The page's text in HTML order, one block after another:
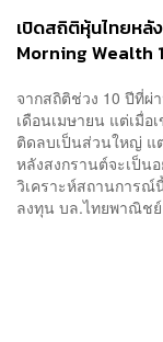
เปิดสถิติหุ้นไทยหลั
Morning Wealth
จากสถิติช่วง 10 ปีที่ผ่
เดือนเมษายน แต่เมื่
ติดลบเป็นส่วนใหญ่ แ
หลังสงกรานต์จะเป็น
วิเคราะห์สถานการณ์
ลงทุน บล.ไทยพาณิ